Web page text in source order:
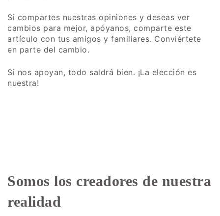
Si compartes nuestras opiniones y deseas ver
cambios para mejor, apóyanos, comparte este
artículo con tus amigos y familiares. Conviértete
en parte del cambio.
Si nos apoyan, todo saldrá bien. ¡La elección es
nuestra!
Somos los creadores de nuestra
realidad